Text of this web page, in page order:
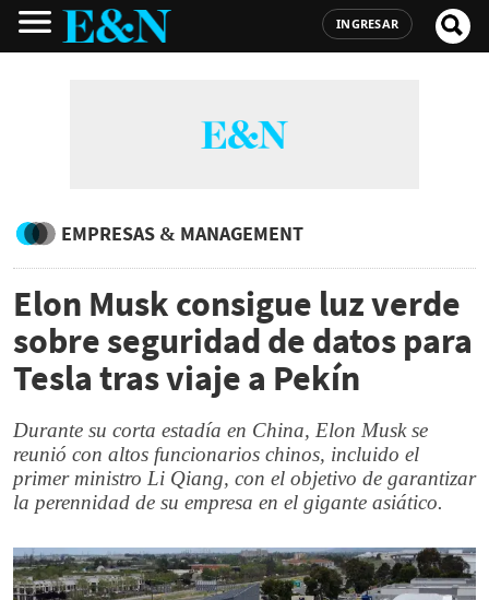
INGRESAR
EMPRESAS & MANAGEMENT
Elon Musk consigue luz verde
sobre seguridad de datos para
Tesla tras viaje a Pekín
Durante su corta estadía en China, Elon Musk se
reunió con altos funcionarios chinos, incluido el
primer ministro Li Qiang, con el objetivo de garantizar
la perennidad de su empresa en el gigante asiático.